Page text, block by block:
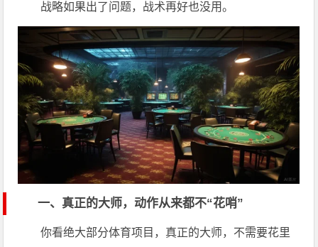
战略如果出了问题，战术再好也没用。
一、真正的大师，动作从来都不“花哨”
你看绝大部分体育项目，真正的大师，不需要花里